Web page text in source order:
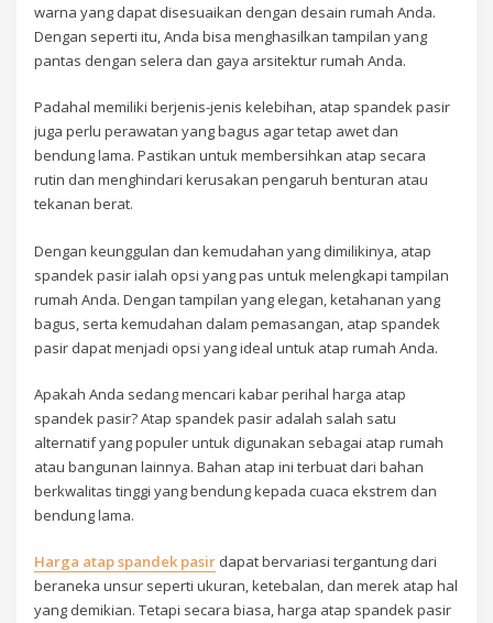
warna yang dapat disesuaikan dengan desain rumah Anda.
Dengan seperti itu, Anda bisa menghasilkan tampilan yang
pantas dengan selera dan gaya arsitektur rumah Anda.
Padahal memiliki berjenis-jenis kelebihan, atap spandek pasir
juga perlu perawatan yang bagus agar tetap awet dan
bendung lama. Pastikan untuk membersihkan atap secara
rutin dan menghindari kerusakan pengaruh benturan atau
tekanan berat.
Dengan keunggulan dan kemudahan yang dimilikinya, atap
spandek pasir ialah opsi yang pas untuk melengkapi tampilan
rumah Anda. Dengan tampilan yang elegan, ketahanan yang
bagus, serta kemudahan dalam pemasangan, atap spandek
pasir dapat menjadi opsi yang ideal untuk atap rumah Anda.
Apakah Anda sedang mencari kabar perihal harga atap
spandek pasir? Atap spandek pasir adalah salah satu
alternatif yang populer untuk digunakan sebagai atap rumah
atau bangunan lainnya. Bahan atap ini terbuat dari bahan
berkwalitas tinggi yang bendung kepada cuaca ekstrem dan
bendung lama.
Harga atap spandek pasir dapat bervariasi tergantung dari
beraneka unsur seperti ukuran, ketebalan, dan merek atap hal
yang demikian. Tetapi secara biasa, harga atap spandek pasir